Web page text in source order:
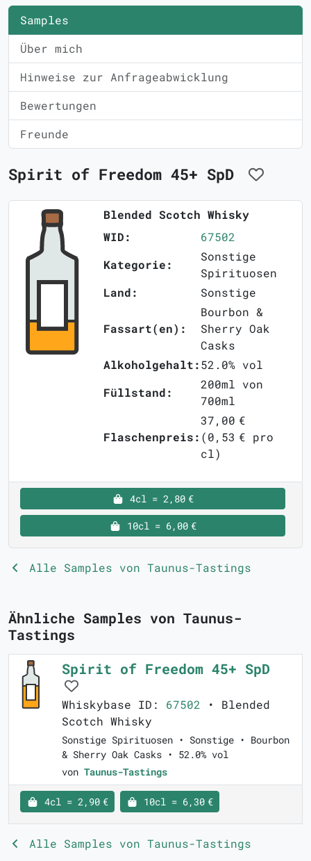
Samples
Über mich
Hinweise zur Anfrageabwicklung
Bewertungen
Freunde
Spirit of Freedom 45+ SpD
Blended Scotch Whisky
WID:
67502
Kategorie:
Sonstige
Spirituosen
Land:
Sonstige
Fassart(en):
Bourbon &
Sherry Oak
Casks
Alkoholgehalt:52.0% vol
Füllstand:
200ml von
700ml
Flaschenpreis:
37,00 €
(0,53 € pro
cl)
4cl = 2,80 €
10cl = 6,00 €
Alle Samples von Taunus-Tastings
Ähnliche Samples von Taunus-
Tastings
Spirit of Freedom 45+ SpD
Whiskybase ID: 67502 • Blended
Scotch Whisky
Sonstige Spirituosen • Sonstige • Bourbon
& Sherry Oak Casks • 52.0% vol
von Taunus-Tastings
4cl = 2,90 € 10cl = 6,30 €
Alle Samples von Taunus-Tastings